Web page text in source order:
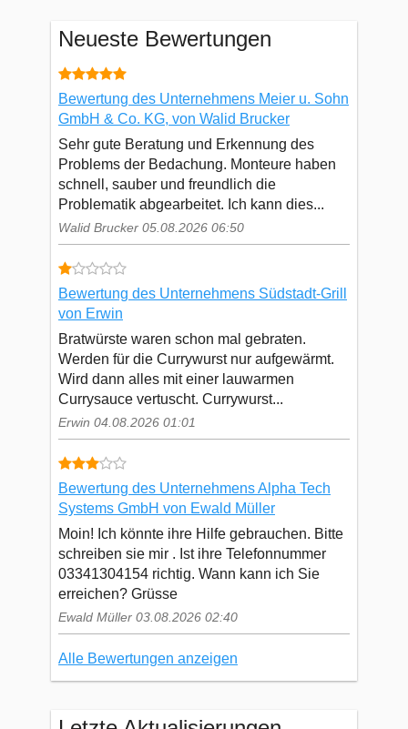
Neueste Bewertungen
Bewertung des Unternehmens Meier u. Sohn
GmbH & Co. KG, von Walid Brucker
Sehr gute Beratung und Erkennung des
Problems der Bedachung. Monteure haben
schnell, sauber und freundlich die
Problematik abgearbeitet. Ich kann dies...
Walid Brucker 05.08.2026 06:50
Bewertung des Unternehmens Südstadt-Grill
von Erwin
Bratwürste waren schon mal gebraten.
Werden für die Currywurst nur aufgewärmt.
Wird dann alles mit einer lauwarmen
Currysauce vertuscht. Currywurst...
Erwin 04.08.2026 01:01
Bewertung des Unternehmens Alpha Tech
Systems GmbH von Ewald Müller
Moin! Ich könnte ihre Hilfe gebrauchen. Bitte
schreiben sie mir . Ist ihre Telefonnummer
03341304154 richtig. Wann kann ich Sie
erreichen? Grüsse
Ewald Müller 03.08.2026 02:40
Alle Bewertungen anzeigen